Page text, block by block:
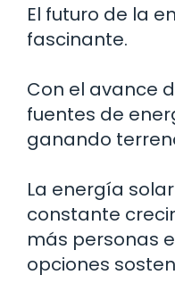
El futuro de la
fascinante.
Con el avance
fuentes de
ganando
La energía
constante
más personas
opciones